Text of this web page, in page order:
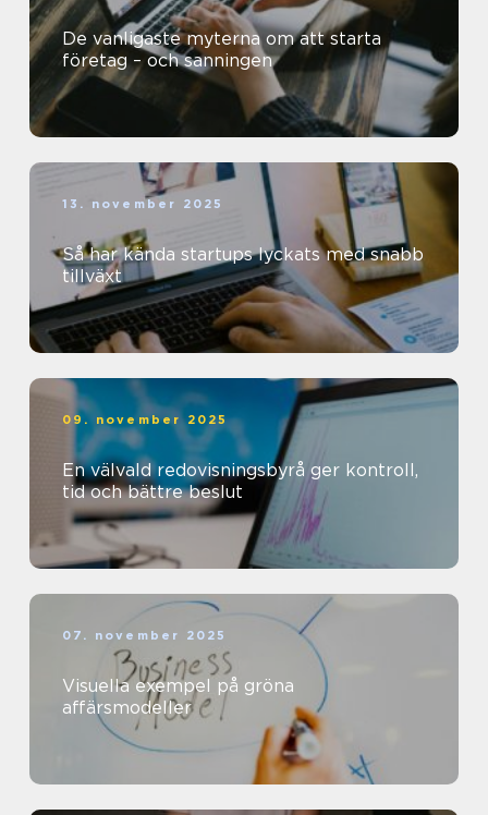
De vanligaste myterna om att starta
företag – och sanningen
13. november 2025
Så har kända startups lyckats med snabb
tillväxt
09. november 2025
En välvald redovisningsbyrå ger kontroll,
tid och bättre beslut
07. november 2025
Visuella exempel på gröna
affärsmodeller